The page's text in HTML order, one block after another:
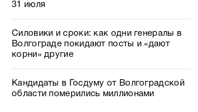
31 июля
Силовики и сроки: как одни генералы в
Волгограде покидают посты и «дают
корни» другие
Кандидаты в Госдуму от Волгоградской
области померились миллионами